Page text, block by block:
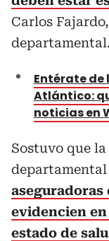
Carlos
departamental.
Entérate de
Atlántico:
noticias en
Sostuvo que
departamental
aseguradoras
evidencien
estado de